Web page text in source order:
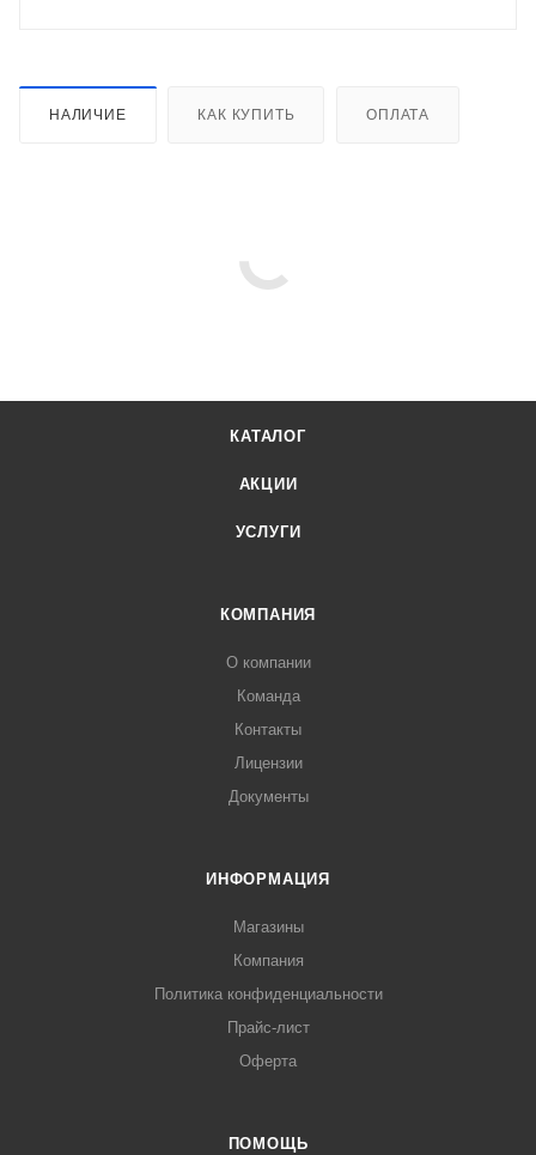
НАЛИЧИЕ КАК КУПИТЬ ОПЛАТА
КАТАЛОГ
АКЦИИ
УСЛУГИ
КОМПАНИЯ
О компании
Команда
Контакты
Лицензии
Документы
ИНФОРМАЦИЯ
Магазины
Компания
Политика конфиденциальности
Прайс-лист
Оферта
ПОМОЩЬ